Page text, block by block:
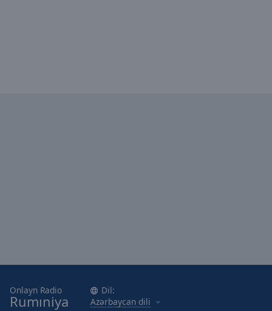
Onlayn Radio
Rumıniya
Dil:
Azərbaycan dili